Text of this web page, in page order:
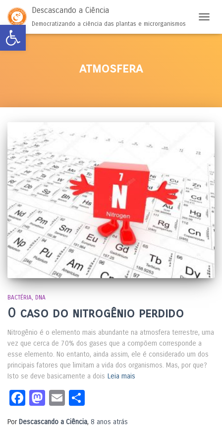
Abrir a barra de ferramentas
Descascando a Ciência
Democratizando a ciência das plantas e microrganismos
atmosfera
BACTÉRIA DNA
O caso do nitrogênio perdido
Nitrogênio é o elemento mais abundante na atmosfera terrestre, uma
vez que cerca de 70% dos gases que a compõem corresponde a
esse elemento. No entanto, ainda assim, ele é considerado um dos
principais fatores que limitam a vida dos organismos. Mas, por que?
Isto se deve basicamente a dois Leia mais
Facebook
Mastodon
Email
Por Descascando a Ciência, 8 anos atrás